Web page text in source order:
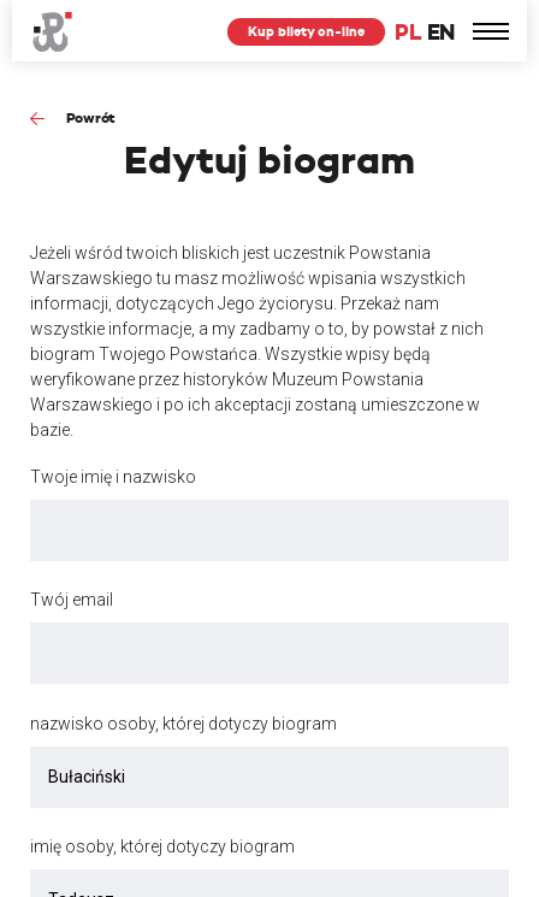
PL EN
Kup bilety on-line
Powrót
Edytuj biogram
Jeżeli wśród twoich bliskich jest uczestnik Powstania
Warszawskiego tu masz możliwość wpisania wszystkich
informacji, dotyczących Jego życiorysu. Przekaż nam
wszystkie informacje, a my zadbamy o to, by powstał z nich
biogram Twojego Powstańca. Wszystkie wpisy będą
weryfikowane przez historyków Muzeum Powstania
Warszawskiego i po ich akceptacji zostaną umieszczone w
bazie.
Twoje imię i nazwisko
Twój email
nazwisko osoby, której dotyczy biogram
imię osoby, której dotyczy biogram